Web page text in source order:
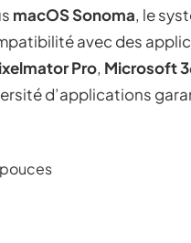
macOS Sonoma, le
avec des
Pro, Microsoft
d’applications